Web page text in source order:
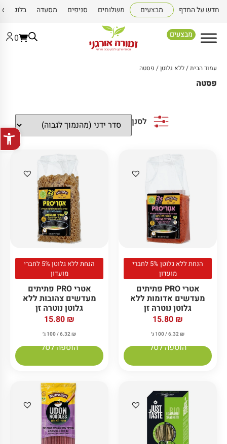
פתח
חדש על המדף מבצעים משלוחים סניפים מסעדה בלוג
מבצעים 0
עמוד הבית/ללא גלוטן/ פסטה
פסטה
לסנן
הנחת ללא גלוטן 5% לחברי
מועדון
אטרי PRO פתיתים
מעדשים אדומות ללא
גלוטן נוטרה זן
15.80 ₪
6.32₪ / 100 ג׳
הוספה לסל
הנחת ללא גלוטן 5% לחברי
מועדון
אטרי PRO פתיתים
מעדשים צהובות ללא
גלוטן נוטרה זן
15.80 ₪
6.32₪ / 100 ג׳
הוספה לסל